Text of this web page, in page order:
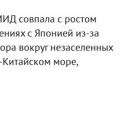
совпала с ростом
с Японией из-за
вокруг незаселенных
море,